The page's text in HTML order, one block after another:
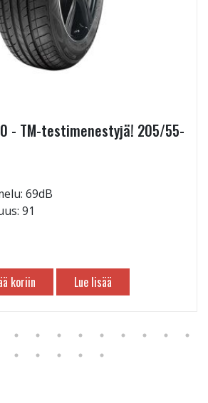
- TM-testimenestyjä! 205/55-
69dB
91
koriin Lue lisää